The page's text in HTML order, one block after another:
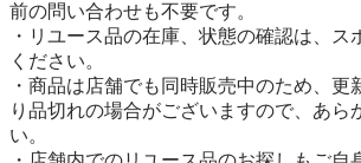
前の問い合わせも不要です。
・リユース品の在庫、状態の確認は、ス
ください。
・商品は店舗でも同時販売中のため、更
り品切れの場合がございますので、あら
い。